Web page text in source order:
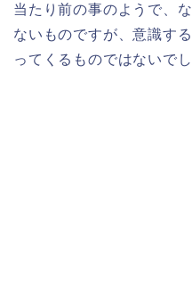
当たり前の事のようで、
ないものですが、意識す
ってくるものではないでし